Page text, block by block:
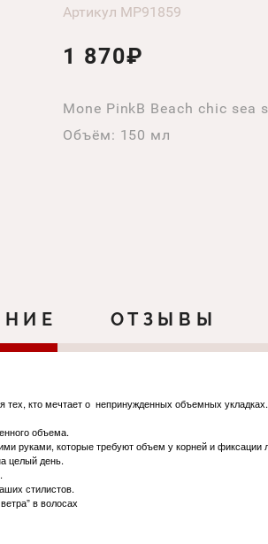
Артикул MP91859
1 870₽
Mone PinkB Beach chic
Объём: 150 мл
ОТЗЫВЫ
кто мечтает о непринужденных объемных укладках.
объема.
руками, которые требуют объем у корней и фиксации
целый день.
стилистов.
в волосах